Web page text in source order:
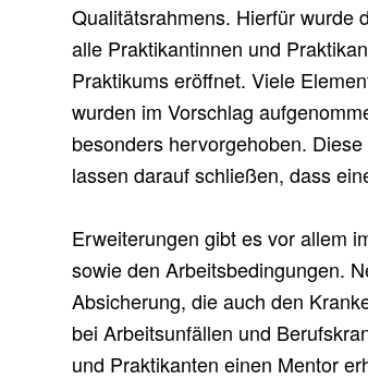
Qualitätsrahmens. Hierfür wurde
alle Praktikantinnen und
Praktikums eröffnet. Viele
wurden im Vorschlag
besonders hervorgehoben.
lassen darauf schließen, dass
Erweiterungen gibt es vor allem
sowie den Arbeitsbedingungen.
Absicherung, die auch den
bei Arbeitsunfällen und
und Praktikanten einen Mentor